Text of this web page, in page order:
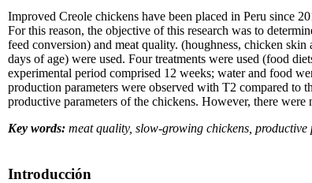
Improved Creole chickens have been placed in Peru since
For this reason, the objective of this research was to
feed conversion) and meat quality. (houghness, chicken
days of age) were used. Four treatments were used (food
experimental period comprised 12 weeks; water and food
production parameters were observed with T2 compared to
productive parameters of the chickens. However, there
Key words: meat quality, slow-growing chickens, productive
Introducción